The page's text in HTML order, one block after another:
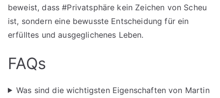
beweist, dass #Privatsphäre kein Zeichen von Scheu
ist, sondern eine bewusste Entscheidung für ein
erfülltes und ausgeglichenes Leben.
FAQs
Was sind die wichtigsten Eigenschaften von Martin